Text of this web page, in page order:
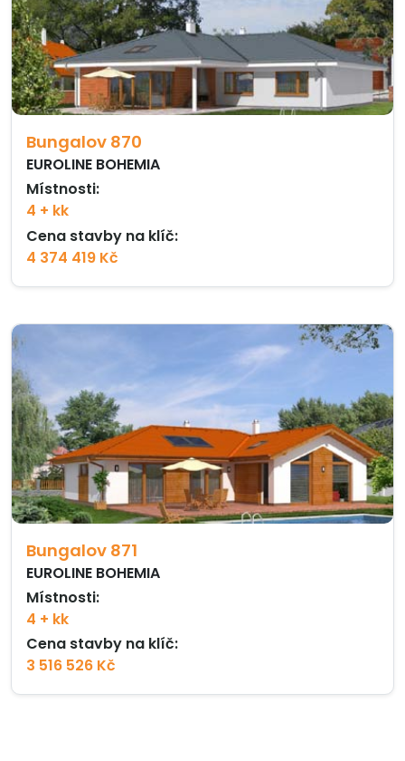
Bungalov 870
EUROLINE BOHEMIA
Místnosti:
4 + kk
Cena stavby na klíč:
4 374 419 Kč
Bungalov 871
EUROLINE BOHEMIA
Místnosti:
4 + kk
Cena stavby na klíč:
3 516 526 Kč